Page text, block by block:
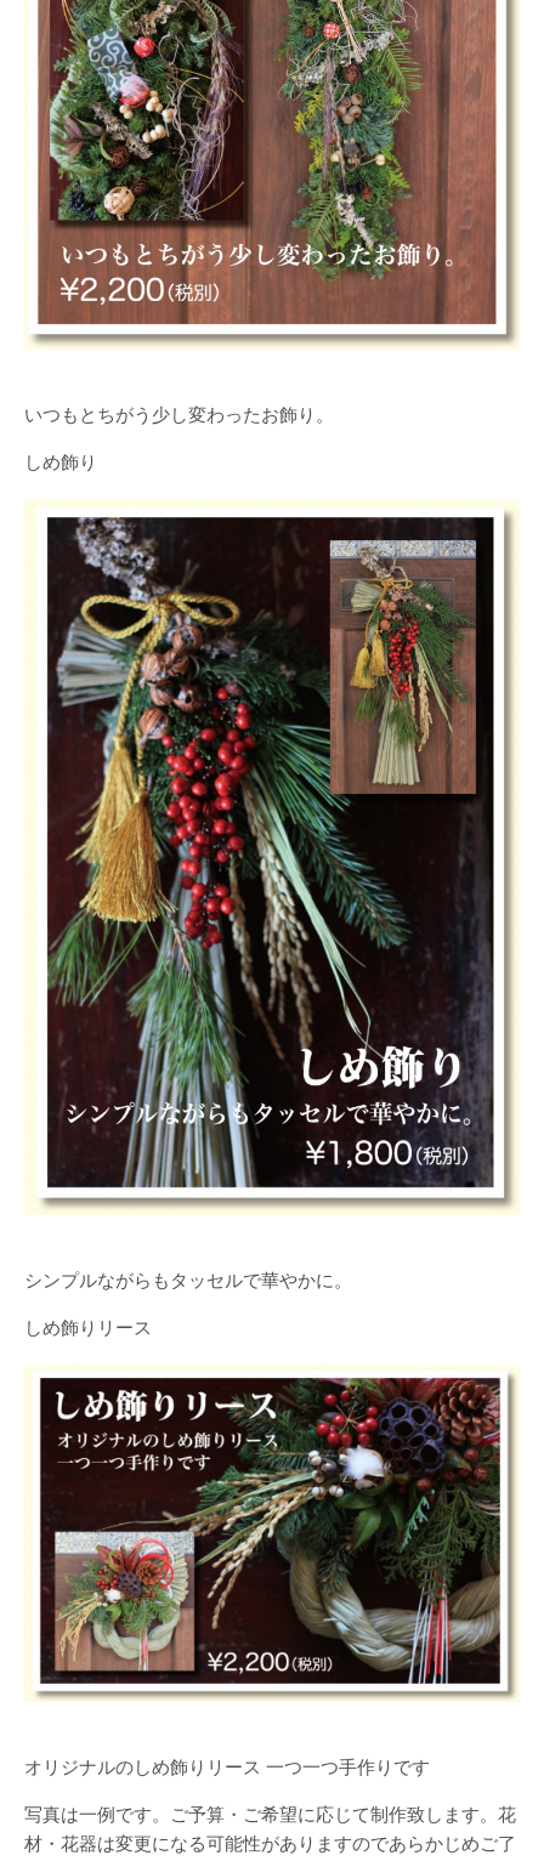
いつもとちがう少し変わったお飾り。
しめ飾り
シンプルながらもタッセルで華やかに。
しめ飾りリース
オリジナルのしめ飾りリース 一つ一つ手作りです
写真は一例です。ご予算・ご希望に応じて制作致します。花
材・花器は変更になる可能性がありますのであらかじめご了